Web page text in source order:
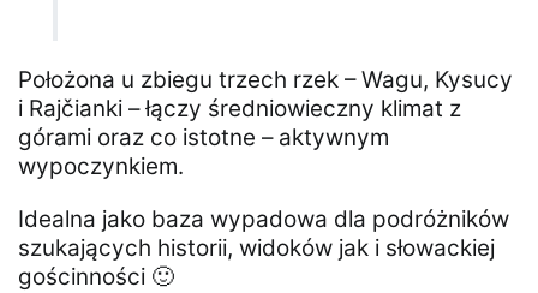
Położona u zbiegu trzech rzek – Wagu, Kysucy
i Rajčianki – łączy średniowieczny klimat z
górami oraz co istotne – aktywnym
wypoczynkiem.
Idealna jako baza wypadowa dla podróżników
szukających historii, widoków jak i słowackiej
gościnności 🙂